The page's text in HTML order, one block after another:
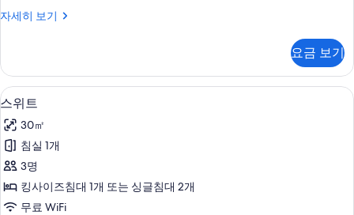
룸
진
모
두
보
기
자세히 보기
더
는
트
윈
자
세
히
보
기
요금 보기
스
위
트
사
진
모
책상, 다리미/다리미판, 무료 WiFi, 침
5
스위트
30㎡
침실 1개
3명
킹사이즈침대 1개 또는 싱글침대 2개
무료 WiFi